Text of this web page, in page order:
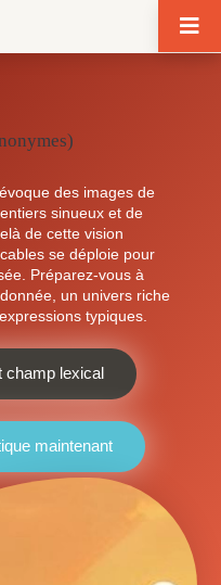
des images de
sinueux et de
de cette vision
se déploie pour
Préparez-vous à
un univers riche
typiques.
champ lexical
maintenant